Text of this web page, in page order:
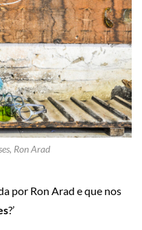
Ron Arad
por Ron Arad e que nos
?’